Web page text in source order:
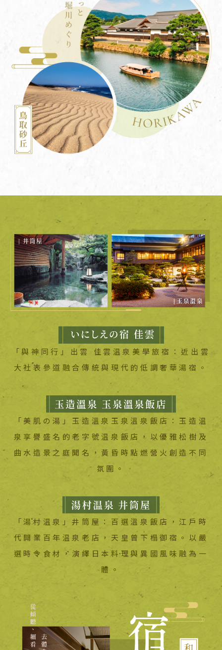
「與神同行」出雲 佳雲温泉美學旅宿：近出雲
大社表參道融合傳統與現代的低調奢華湯宿。
「美肌の湯」玉造溫泉玉泉溫泉飯店：玉造温
泉享譽盛名的老字號温泉飯店，以優雅松樹及
曲水造景之庭聞名，黃昏時點燃營火創造不同
氛圍。
「湯村温泉」井筒屋：百選溫泉飯店，江戶時
代開業百年温泉老店，天皇曾下榻御宿。以嚴
選時令食材，演繹日本料理與異國風味融為一
體。